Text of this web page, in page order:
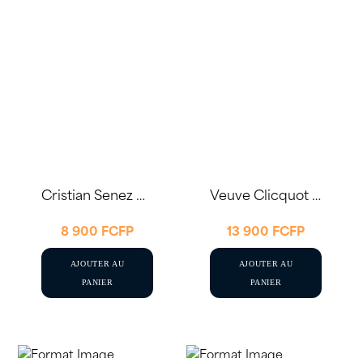
Cristian Senez Carte Blanche Brut 75cl
8 900 FCFP
AJOUTER AU
PANIER
Veuve Clicquot Brut Coffret Ice Box 75cl
13 900 FCFP
AJOUTER AU
PANIER